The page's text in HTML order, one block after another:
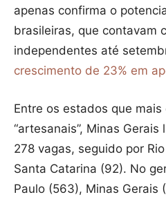
apenas confirma o
brasileiras, que contavam
independentes até
crescimento de 23% em
Entre os estados que
“artesanais”, Minas
278 vagas, seguido por
Santa Catarina (92). No
Paulo (563), Minas Gerais